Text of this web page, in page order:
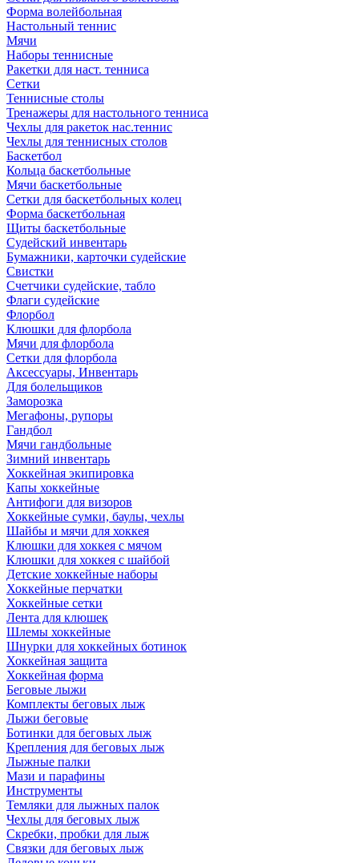
Форма волейбольная
Настольный теннис
Мячи
Наборы теннисные
Ракетки для наст. тенниса
Сетки
Теннисные столы
Тренажеры для настольного тенниса
Чехлы для ракеток нас.теннис
Чехлы для теннисных столов
Баскетбол
Кольца баскетбольные
Мячи баскетбольные
Сетки для баскетбольных колец
Форма баскетбольная
Щиты баскетбольные
Судейский инвентарь
Бумажники, карточки судейские
Свистки
Счетчики судейские, табло
Флаги судейские
Флорбол
Клюшки для флорбола
Мячи для флорбола
Сетки для флорбола
Аксессуары, Инвентарь
Для болельщиков
Заморозка
Мегафоны, рупоры
Гандбол
Мячи гандбольные
Зимний инвентарь
Хоккейная экипировка
Капы хоккейные
Антифоги для визоров
Хоккейные сумки, баулы, чехлы
Шайбы и мячи для хоккея
Клюшки для хоккея с мячом
Клюшки для хоккея с шайбой
Детские хоккейные наборы
Хоккейные перчатки
Хоккейные сетки
Лента для клюшек
Шлемы хоккейные
Шнурки для хоккейных ботинок
Хоккейная защита
Хоккейная форма
Беговые лыжи
Комплекты беговых лыж
Лыжи беговые
Ботинки для беговых лыж
Крепления для беговых лыж
Лыжные палки
Мази и парафины
Инструменты
Темляки для лыжных палок
Чехлы для беговых лыж
Скребки, пробки для лыж
Связки для беговых лыж